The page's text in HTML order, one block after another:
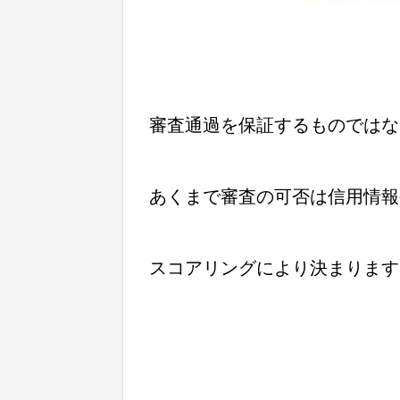
審査通過を保証するものではな
あくまで審査の可否は信用情
スコアリングにより決まります